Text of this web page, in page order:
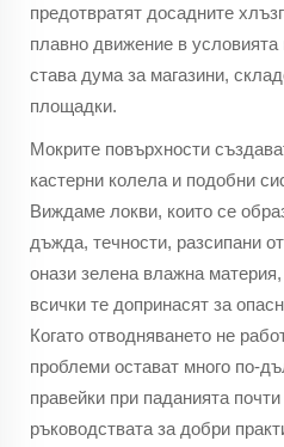
предотвратят досадните
плавно движение в
става дума за магазини,
площадки.
Мокрите повърхности
кастерни колела и подобни
Виждаме локви, които се
дъжда, течности, разсипани
онази зелена влажна материя,
всички те допринасят за
Когато отводняването не
проблеми остават много по-
правейки при паданията
ръководствата за добри